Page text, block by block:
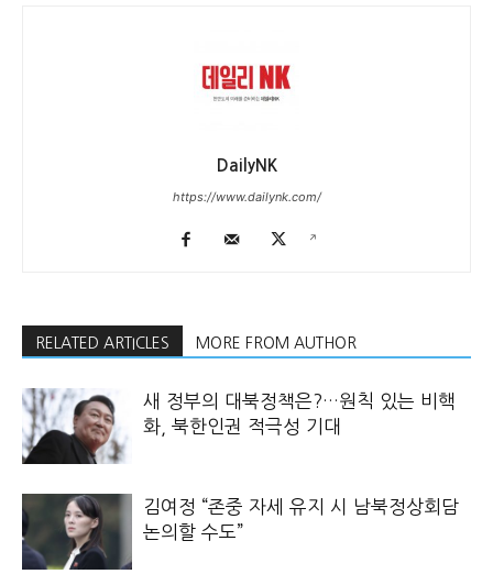
DailyNK
https://www.dailynk.com/
RELATED ARTICLES MORE FROM AUTHOR
새 정부의 대북정책은?…원칙 있는 비핵
화, 북한인권 적극성 기대
김여정 “존중 자세 유지 시 남북정상회담
논의할 수도”